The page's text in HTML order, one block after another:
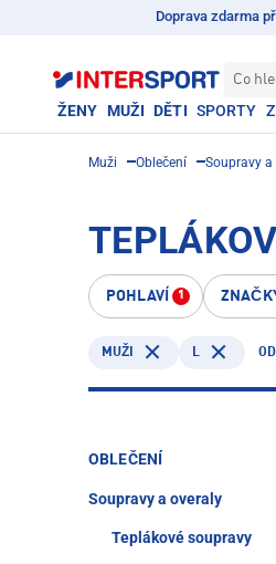
Doprava zdarma
Co
ŽENY MUŽI DĚTI SPORTY
Muži Oblečení Soupravy a
POHLAVÍ 1
MUŽI L
OBLEČENÍ
Soupravy a overaly
Teplákové soupravy